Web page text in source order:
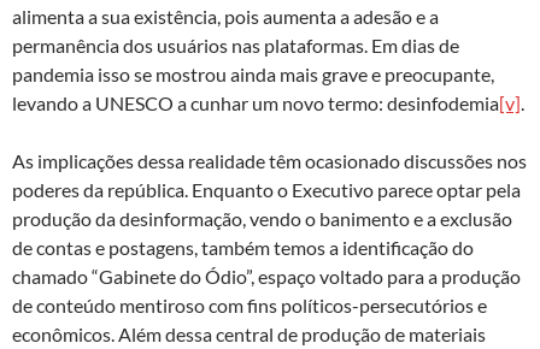
alimenta a sua existência, pois aumenta a adesão e a
permanência dos usuários nas plataformas. Em dias de
pandemia isso se mostrou ainda mais grave e preocupante,
levando a UNESCO a cunhar um novo termo: desinfodemia[v].
As implicações dessa realidade têm ocasionado discussões nos
poderes da república. Enquanto o Executivo parece optar pela
produção da desinformação, vendo o banimento e a exclusão
de contas e postagens, também temos a identificação do
chamado “Gabinete do Ódio”, espaço voltado para a produção
de conteúdo mentiroso com fins políticos-persecutórios e
econômicos. Além dessa central de produção de materiais